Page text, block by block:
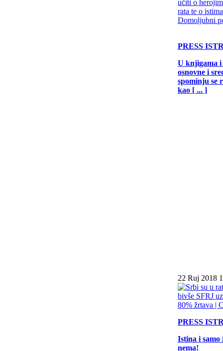
PRESS
U knjigama
osnovne i
spominju se
kao [ ... ]
22 Ruj 2018
PRESS
Istina i samo
nema!